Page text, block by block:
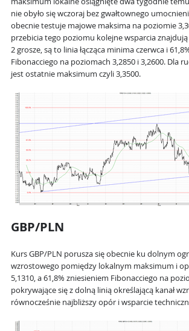
nie obyło się wczoraj bez gwałtownego
obecnie testuje majowe maksima na poziomie
przebicia tego poziomu kolejne wsparcia znajdują
2 grosze, są to linia łącząca minima czerwca i
Fibonacciego na poziomach 3,2850 i 3,2600. Dla
jest ostatnie maksimum czyli 3,3500.
GBP/PLN
Kurs GBP/PLN porusza się obecnie ku dolnym
wzrostowego pomiędzy lokalnym maksimum i
5,1310, a 61,8% zniesieniem Fibonacciego na
pokrywające się z dolną linią określającą kanał
równocześnie najbliższy opór i wsparcie